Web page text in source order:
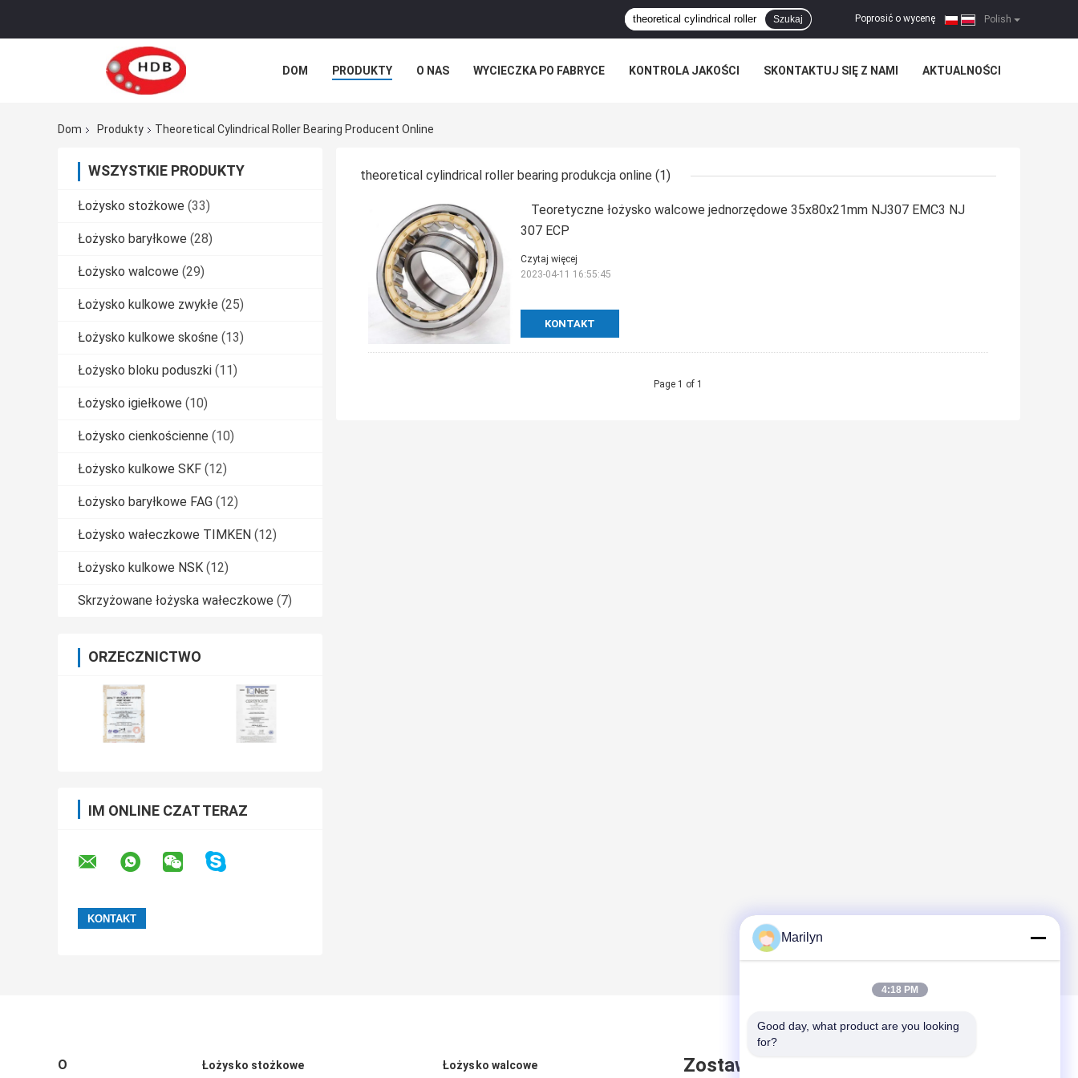
Polish
Poprosić o wycenę |
Szukaj
DOM PRODUKTY O NAS WYCIECZKA PO FABRYCE KONTROLA JAKOŚCI SKONTAKTUJ SIĘ Z NAMI AKTUALNOŚCI
Dom
Produkty Theoretical Cylindrical Roller Bearing Producent Online
WSZYSTKIE PRODUKTY
Łożysko stożkowe (33)
Łożysko baryłkowe (28)
Łożysko walcowe (29)
Łożysko kulkowe zwykłe (25)
Łożysko kulkowe skośne (13)
Łożysko bloku poduszki (11)
Łożysko igiełkowe (10)
Łożysko cienkościenne (10)
Łożysko kulkowe SKF (12)
Łożysko baryłkowe FAG (12)
Łożysko wałeczkowe TIMKEN (12)
Łożysko kulkowe NSK (12)
Skrzyżowane łożyska wałeczkowe (7)
ORZECZNICTWO
IM ONLINE CZAT TERAZ
theoretical cylindrical roller bearing produkcja online (1)
Teoretyczne łożysko walcowe jednorzędowe 35x80x21mm NJ307 EMC3 NJ
307 ECP
KONTAKT
Czytaj więcej
2023-04-11 16:55:45
Page 1 of 1
O Łożysko stożkowe Łożysko walcowe Zostaw wiadomość
Marilyn
4:18 PM
Good day, what product are you looking
for?